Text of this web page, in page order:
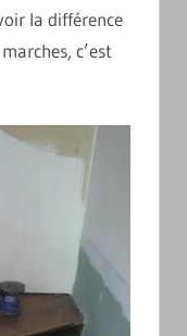
la différence
c’est